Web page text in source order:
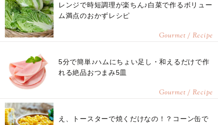
レンジで時短調理が楽ちん♪白菜で作るボリュー
ム満点のおかずレシピ
Gourmet / Recipe
5分で簡単♪ハムにちょい足し・和えるだけで作
れる絶品おつまみ5皿
Gourmet / Recipe
え、トースターで焼くだけなの！？コーン缶で